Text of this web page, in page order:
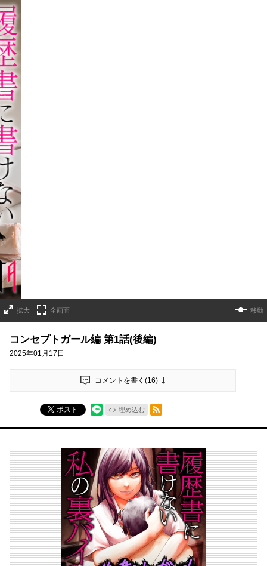
拡大 全画面 移動
コンセプトガール編 第1話(後編)
2025年01月17日
コメントを書く(16)
ポスト 埋め込む
RSSフィード